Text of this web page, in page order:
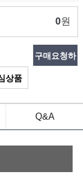
0원
상품
구매요청하
Q&A